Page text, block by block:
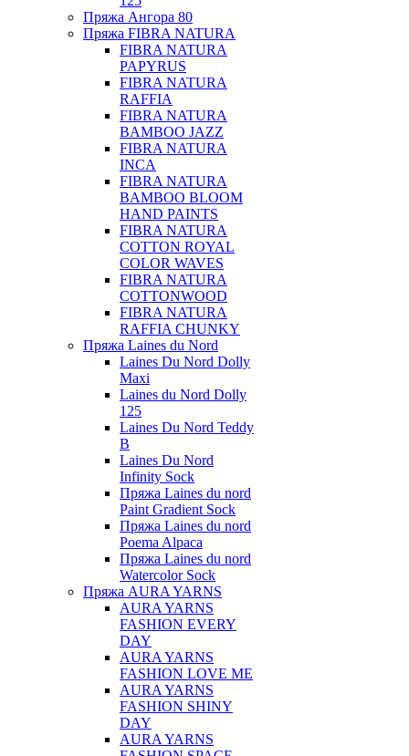
Пряжа Ангора 80
Пряжа FIBRA NATURA
FIBRA NATURA
PAPYRUS
FIBRA NATURA
RAFFIA
FIBRA NATURA
BAMBOO JAZZ
FIBRA NATURA
INCA
FIBRA NATURA
BAMBOO BLOOM
HAND PAINTS
FIBRA NATURA
COTTON ROYAL
COLOR WAVES
FIBRA NATURA
COTTONWOOD
FIBRA NATURA
RAFFIA CHUNKY
Пряжа Laines du Nord
Laines Du Nord Dolly
Maxi
Laines du Nord Dolly
125
Laines Du Nord Teddy
B
Laines Du Nord
Infinity Sock
Пряжа Laines du nord
Paint Gradient Sock
Пряжа Laines du nord
Poema Alpaca
Пряжа Laines du nord
Watercolor Sock
Пряжа AURA YARNS
AURA YARNS
FASHION EVERY
DAY
AURA YARNS
FASHION LOVE ME
AURA YARNS
FASHION SHINY
DAY
AURA YARNS